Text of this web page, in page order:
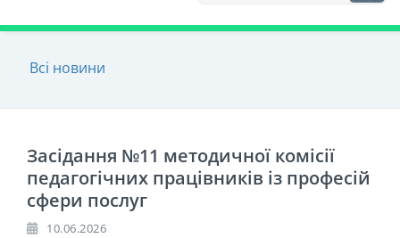
Всі новини
Засідання №11 методичної комісії
педагогічних працівників із професій
сфери послуг
10.06.2026